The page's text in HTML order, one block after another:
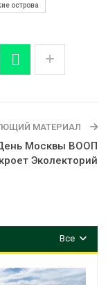
острова
МАТЕРИАЛ
Москвы ВООП
Эколекторий
Все